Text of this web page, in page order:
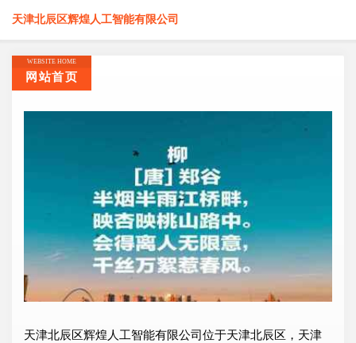
天津北辰区辉煌人工智能有限公司
WEBSITE HOME
网站首页
天津北辰区辉煌人工智能有限公司位于天津北辰区，天津